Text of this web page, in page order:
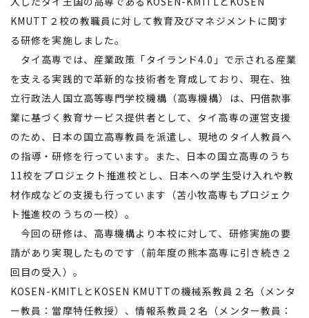
KMUTT２校の教職員に対して教育及びマネジメントに関す
る研修を実施しました。
タイ高専では、産業政策「タイランド4.0」で示される産業
を支える実践的で革新的な技術者を育成しており、現在、独
立行政法人国立高等専門学校機構（高専機構）は、円借款事
業に基づく教育サービス提供者として、タイ高専の運営支援
のため、日本の国立高専教員を派遣し、現地のタイ人教員へ
の指導・研修を行っています。また、日本の国立高専のうち
11校をプロジェクト推進校とし、日本への学生受け入れや教
材作成などの支援も行っています（苫小牧高専もプロジェク
ト推進校のうちの一校）。
今回の研修は、高専機構より本校に対して、研修実施の要
請があり実現したものです（前年度の熊本高専に引き続き２
回目の受入）。
KOSEN-KMITLとKOSEN KMUTTの機械系教員２名（メンタ
ー教員：當摩特任教授）、情報系教員２名（メンター教員：